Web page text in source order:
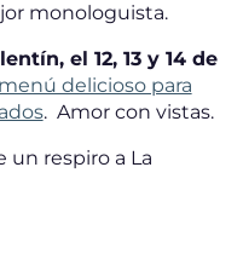
monologuista.
el 12, 13 y 14 de
menú delicioso para
. Amor con vistas.
un respiro a La